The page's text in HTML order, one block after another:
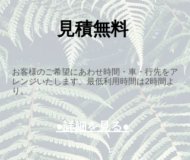
見積無料
​お客様のご希望にあわせ時間・車・行先をア
レンジいたします。最低利用時間は2時間よ
り。
●詳細を見る●